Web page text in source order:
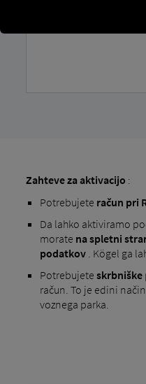
Zahteve za aktivacijo :
Potrebujete račun pri
Da lahko aktiviramo
morate na spletni
podatkov. Kögel ga
Potrebujete skrbniške
račun. To je edini
voznega parka.